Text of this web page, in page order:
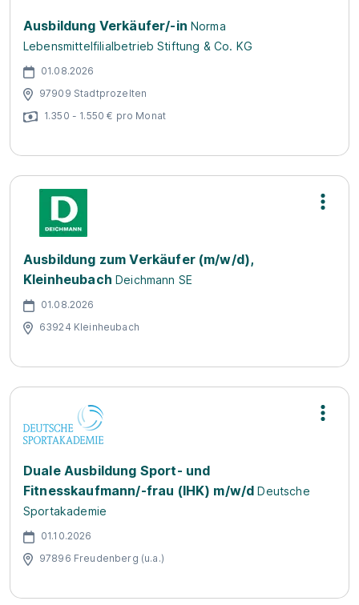
Ausbildung Verkäufer/-in Norma
Lebensmittelfilialbetrieb Stiftung & Co. KG
01.08.2026
97909 Stadtprozelten
1.350 - 1.550 € pro Monat
Ausbildung zum Verkäufer (m/w/d),
Kleinheubach Deichmann SE
01.08.2026
63924 Kleinheubach
Duale Ausbildung Sport- und
Fitnesskaufmann/-frau (IHK) m/w/d Deutsche
Sportakademie
01.10.2026
97896 Freudenberg (u.a.)